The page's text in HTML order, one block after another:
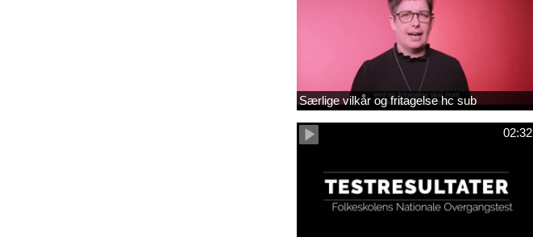
Særlige vilkår og fritagelse hc sub
02:32